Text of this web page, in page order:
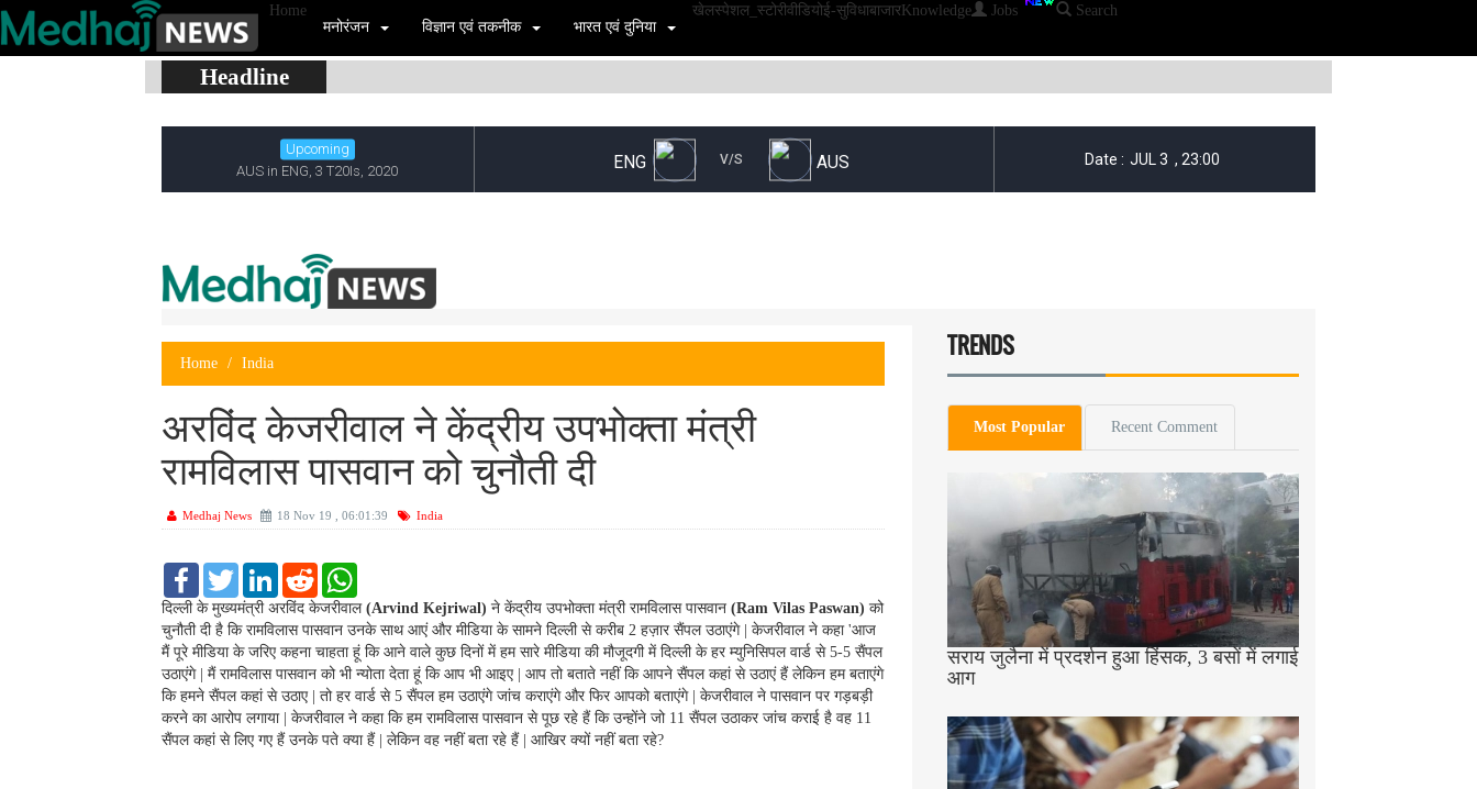
Home
मनोरंजन
विज्ञान एवं तकनीक भारत एवं दुनिया
खेलस्पेशल_स्टोरीवीडियोई-सुविधाबाजार Knowledge Jobs Search
Headline
Home India
अरविंद केजरीवाल ने केंद्रीय उपभोक्ता मंत्री
रामविलास पासवान को चुनौती दी
Medhaj News 18 Nov 19 , 06:01:39 India
F
c
e
b
o
k
T
i
t
e
r
L
n
k
d
I
n
R
d
d
t
a
t
s
A
p
p
दिल्ली के मुख्यमंत्री अरविंद केजरीवाल (Arvind Kejriwal) ने केंद्रीय उपभोक्ता मंत्री रामविलास पासवान (Ram Vilas Paswan) को
चुनौती दी है कि रामविलास पासवान उनके साथ आएं और मीडिया के सामने दिल्ली से करीब 2 हज़ार सैंपल उठाएंगे | केजरीवाल ने कहा 'आज
मैं पूरे मीडिया के जरिए कहना चाहता हूं कि आने वाले कुछ दिनों में हम सारे मीडिया की मौजूदगी में दिल्ली के हर म्युनिसिपल वार्ड से 5-5 सैंपल
उठाएंगे | मैं रामविलास पासवान को भी न्योता देता हूं कि आप भी आइए | आप तो बताते नहीं कि आपने सैंपल कहां से उठाएं हैं लेकिन हम बताएंगे
कि हमने सैंपल कहां से उठाए | तो हर वार्ड से 5 सैंपल हम उठाएंगे जांच कराएंगे और फिर आपको बताएंगे | केजरीवाल ने पासवान पर गड़बड़ी
करने का आरोप लगाया | केजरीवाल ने कहा कि हम रामविलास पासवान से पूछ रहे हैं कि उन्होंने जो 11 सैंपल उठाकर जांच कराई है वह 11
सैंपल कहां से लिए गए हैं उनके पते क्या हैं | लेकिन वह नहीं बता रहे हैं | आखिर क्यों नहीं बता रहे?
TRENDS
Most Popular Recent Comment
सराय जुलैना में प्रदर्शन हुआ हिंसक, 3 बसों में लगाई
आग